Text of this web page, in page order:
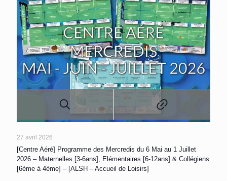
27 avril 2026
[Centre Aéré] Programme des Mercredis du 6 Mai au 1 Juillet
2026 – Maternelles [3-6ans], Elémentaires [6-12ans] & Collégiens
[6ème à 4ème] – [ALSH – Accueil de Loisirs]